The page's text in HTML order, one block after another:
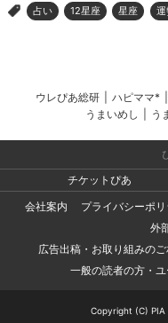
> 占い 12星座 星座
ウレぴあ総研 ハピママ*
うまいめし
う
チケットぴあ
会社案内
プライバシーポリ
外
広告出稿・お取り組みの
一般の読者の方・
Copyright (C) PIA